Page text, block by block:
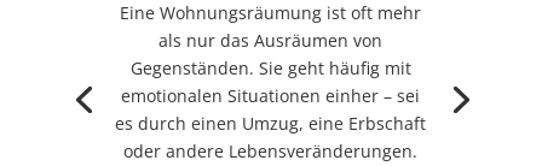
Eine Wohnungsräumung ist oft mehr
als nur das Ausräumen von
Gegenständen. Sie geht häufig mit
emotionalen Situationen einher – sei
es durch einen Umzug, eine Erbschaft
oder andere Lebensveränderungen.